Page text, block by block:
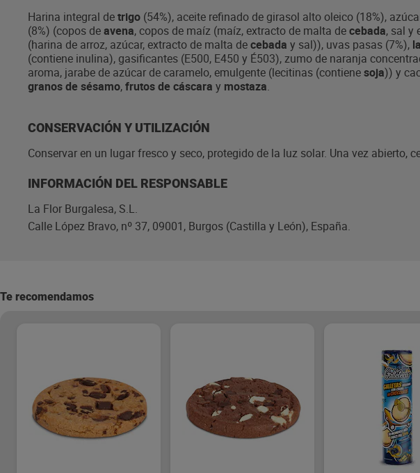
Harina integral detrigo (54%), aceite refinado de girasol alto oleico (18%),
(8%) (copos deavena, copos de maíz (maíz, extracto de malta decebada, sal y
(harina de arroz, azúcar, extracto de malta decebada y sal)), uvas pasas (7%),
(contiene inulina), gasificantes (E500, E450 y É503), zumo de naranja
aroma, jarabe de azúcar de caramelo, emulgente (lecitinas (contienesoja)) y
granosde sésamo,frutos de cáscara y mostaza.
CONSERVACIÓN Y UTILIZACIÓN
Conservar en un lugar fresco y seco, protegido de la luz solar. Una vez abierto,
INFORMACIÓN DEL RESPONSABLE
La Flor Burgalesa, S.L.
Calle López Bravo, nº 37, 09001, Burgos (Castilla y León), España.
Te recomendamos